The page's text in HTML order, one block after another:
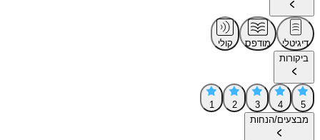
דיגיטלי מודפס
קולי
ביקורות
5
4
3
2
1
מבצעים/הנחות